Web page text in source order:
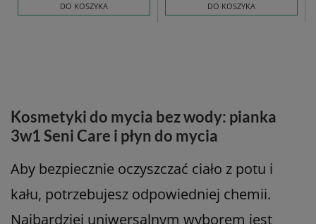
DO KOSZYKA
DO KOSZYKA
Kosmetyki do mycia bez wody: pianka
3w1 Seni Care i płyn do mycia
Aby bezpiecznie oczyszczać ciało z potu i
kału, potrzebujesz odpowiedniej chemii.
Najbardziej uniwersalnym wyborem jest